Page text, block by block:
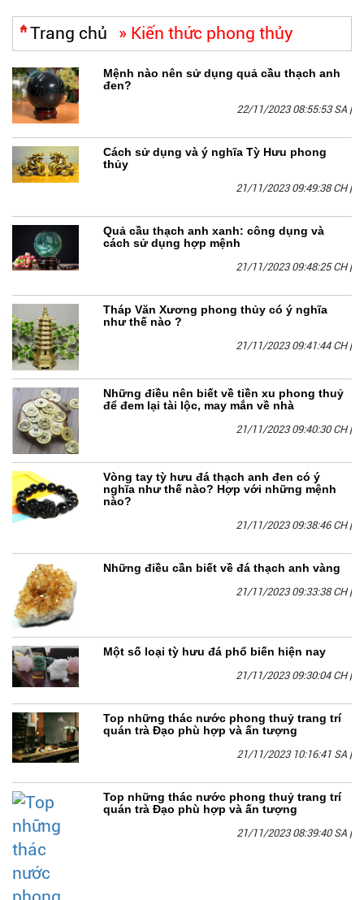
Trang chủ » Kiến thức phong thủy
Mệnh nào nên sử dụng quả cầu thạch anh
đen?
22/11/2023 08:55:53 SA |
Cách sử dụng và ý nghĩa Tỳ Hưu phong
thủy
21/11/2023 09:49:38 CH|
Quả cầu thạch anh xanh: công dụng và
cách sử dụng hợp mệnh
21/11/2023 09:48:25 CH|
Tháp Văn Xương phong thủy có ý nghĩa
như thế nào ?
21/11/2023 09:41:44 CH|
Những điều nên biết về tiền xu phong thuỷ
để đem lại tài lộc, may mắn về nhà
21/11/2023 09:40:30 CH|
Vòng tay tỳ hưu đá thạch anh đen có ý
nghĩa như thế nào? Hợp với những mệnh
nào?
21/11/2023 09:38:46 CH|
Những điều cần biết về đá thạch anh vàng
21/11/2023 09:33:38 CH|
Một số loại tỳ hưu đá phổ biến hiện nay
21/11/2023 09:30:04 CH|
Top những thác nước phong thuỷ trang trí
quán trà Đạo phù hợp và ấn tượng
21/11/2023 10:16:41 SA |
Top những thác nước phong thuỷ trang trí
quán trà Đạo phù hợp và ấn tượng
21/11/2023 08:39:40 SA |